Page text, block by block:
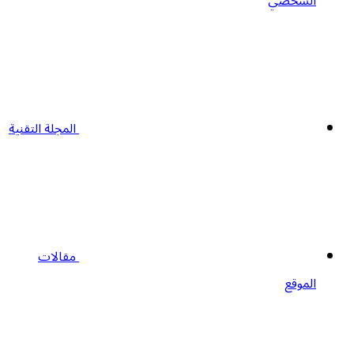
المجلة التقنية
مقالات
الموقع